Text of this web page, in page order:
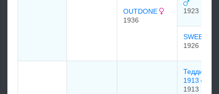
OUTDONE
1936
1923
SWEEP
1926
Тедди
1913
1913